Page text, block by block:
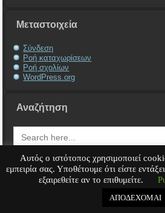
Μεταστοιχεία
Σύνδεση
Ροή καταχωρίσεων
Ροή σχολίων
WordPress.org
Αναζήτηση
Search
for:
Service Υπολογιστή Service Laptop Service
Αυτός ο ιστότοπος χρησιμοποιεί
εμπειρία σας. Υποθέτουμε ότι είστε
εξαιρεθείτε αν το επιθυμείτε.
ΑΠΟΔΕΧΟΜΑΙ